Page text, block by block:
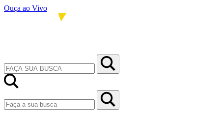
Ouça ao Vivo